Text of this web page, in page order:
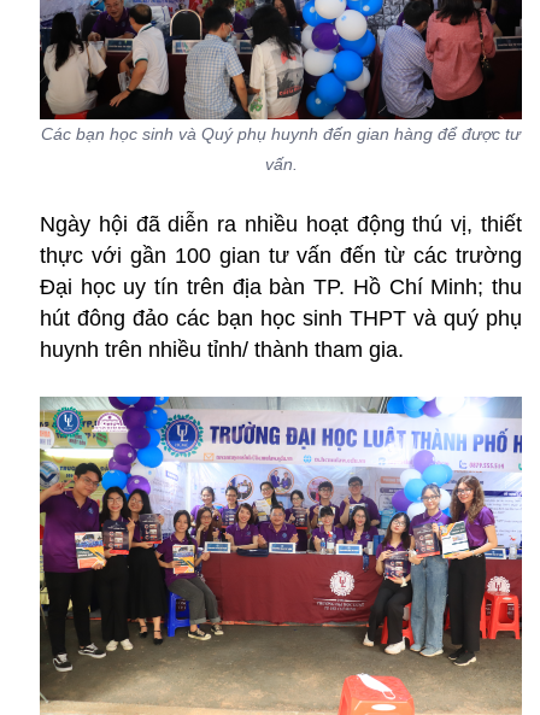
Các bạn học sinh và Quý phụ huynh đến gian hàng để được tư
vấn.
Ngày hội đã diễn ra nhiều hoạt động thú vị, thiết
thực với gần 100 gian tư vấn đến từ các trường
Đại học uy tín trên địa bàn TP. Hồ Chí Minh; thu
hút đông đảo các bạn học sinh THPT và quý phụ
huynh trên nhiều tỉnh/ thành tham gia.